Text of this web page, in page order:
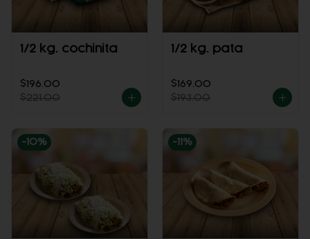
1/2 kg. cochinita
$196.00
$221.00
1/2 kg. pata
$169.00
$193.00
-10% -11 %